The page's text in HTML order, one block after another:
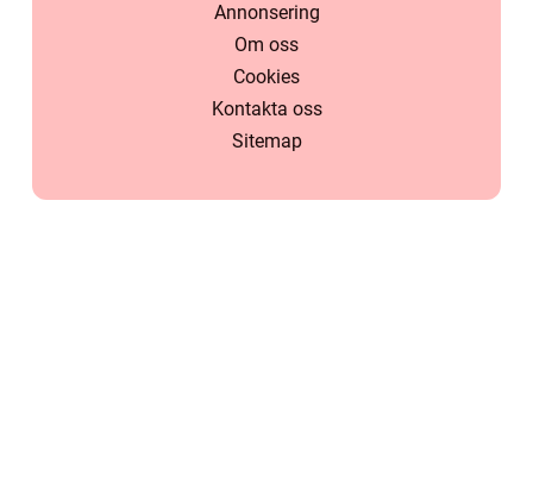
Annonsering
Om oss
Cookies
Kontakta oss
Sitemap